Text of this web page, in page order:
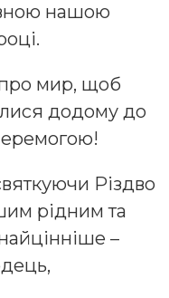
нашою
мир, щоб
додому до
Різдво
рідним та
–